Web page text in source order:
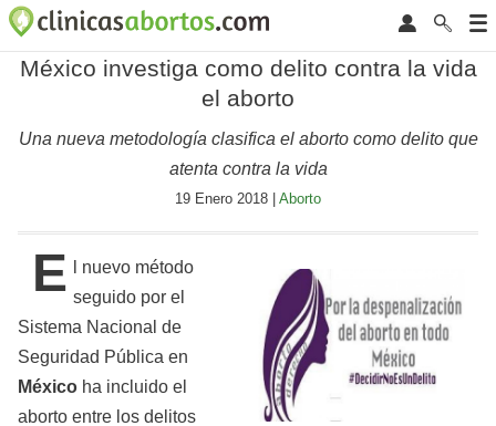
México investiga como delito contra la vida
el aborto
Una nueva metodología clasifica el aborto como delito que
atenta contra la vida
19 Enero 2018 | Aborto
E
l nuevo método
seguido por el
Sistema Nacional de
Seguridad Pública en
México ha incluido el
aborto entre los delitos